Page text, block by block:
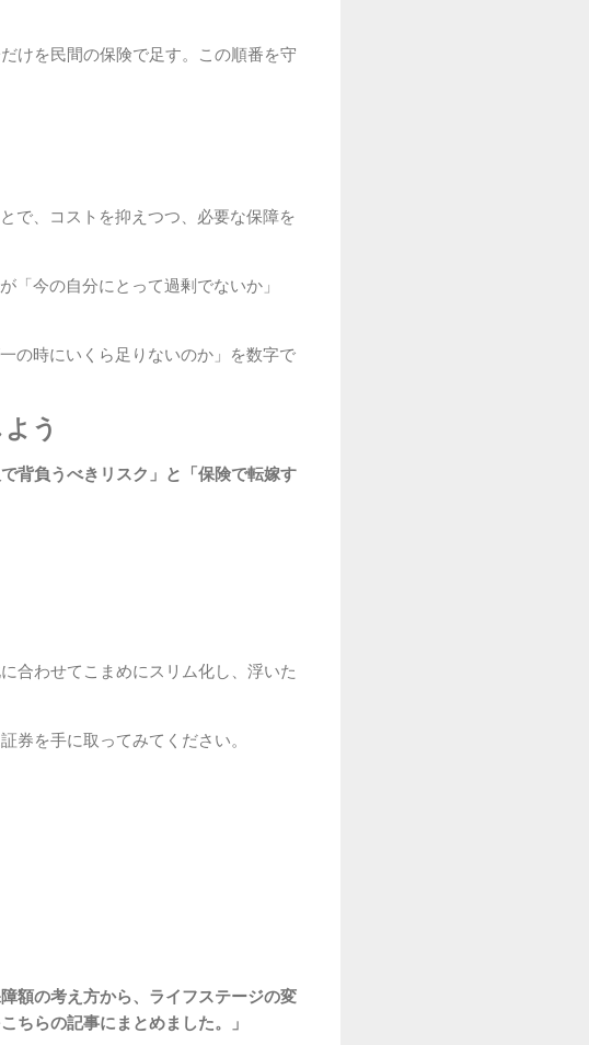
けを民間の保険で足す。この順番を守
で、コストを抑えつつ、必要な保障を
「今の自分にとって過剰でないか」
の時にいくら足りないのか」を数字で
う
で背負うべきリスク」と「保険で転嫁す
合わせてこまめにスリム化し、浮いた
券を手に取ってみてください。
額の考え方から、ライフステージの変
ちらの記事にまとめました。」